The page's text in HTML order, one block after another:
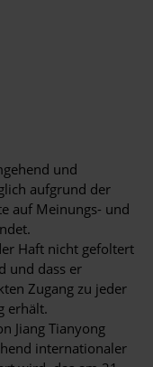
und
aufgrund der
auf Meinungs- und
Haft nicht gefoltert
und dass er
Zugang zu jeder
erhält.
Jiang Tianyong
internationaler